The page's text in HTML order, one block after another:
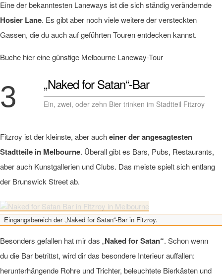
Eine der bekanntesten Laneways ist die sich ständig verändernde
Hosier Lane. Es gibt aber noch viele weitere der versteckten
Gassen, die du auch auf geführten Touren entdecken kannst.
Buche hier eine günstige Melbourne Laneway-Tour
3 „Naked for Satan“-Bar
Ein, zwei, oder zehn Bier trinken im Stadtteil Fitzroy
Fitzroy ist der kleinste, aber aucheiner der angesagtesten
Stadtteile in Melbourne. Überall gibt es Bars, Pubs, Restaurants,
aber auch Kunstgallerien und Clubs. Das meiste spielt sich entlang
der Brunswick Street ab.
Eingangsbereich der „Naked for Satan“-Bar in Fitzroy.
Besonders gefallen hat mir das „Naked for Satan“. Schon wenn
du die Bar betrittst, wird dir das besondere Interieur auffallen:
herunterhängende Rohre und Trichter, beleuchtete Bierkästen und